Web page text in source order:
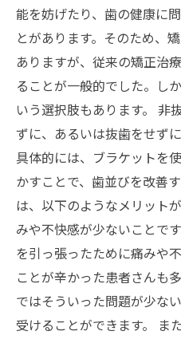
能を妨げたり、歯の健康に
とがあります。そのため、
ありますが、従来の矯正治
ることが一般的でした。し
いう選択肢もあります。 非
ずに、あるいは抜歯をせず
具体的には、ブラケットを
かすことで、歯並びを改善
は、以下のようなメリット
みや不快感が少ないことで
を引っ張ったために痛みや
ことが辛かった患者さんも
ではそういった問題が少な
受けることができます。 ま